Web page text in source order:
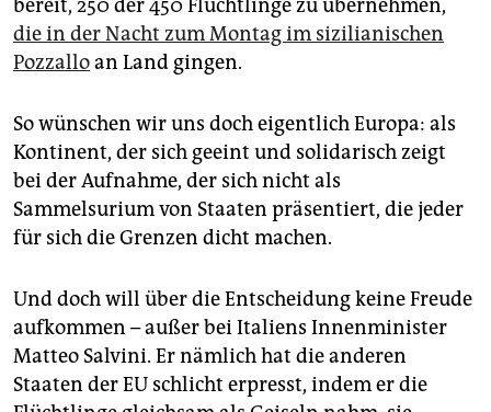
epaper login
bereit, 250 der 450 Flüchtlinge zu übernehmen,
die in der Nacht zum Montag im sizilianischen
Pozzalloan Land gingen.
So wünschen wir uns doch eigentlich Europa: als
Kontinent, der sich geeint und solidarisch zeigt
bei der Aufnahme, der sich nicht als
Sammelsurium von Staaten präsentiert, die jeder
für sich die Grenzen dicht machen.
Und doch will über die Entscheidung keine Freude
aufkommen – außer bei Italiens Innenminister
Matteo ­Salvini. Er nämlich hat die anderen
Staaten der EU schlicht erpresst, indem er die